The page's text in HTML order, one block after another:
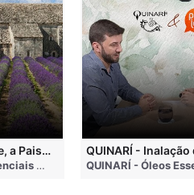
QUINARÍ - Sénanque, a Paisagem Mais Famosa da Aromaterapia
QUINARÍ - Óleos Essenciais e Aromaterapia • 3 weeks ago